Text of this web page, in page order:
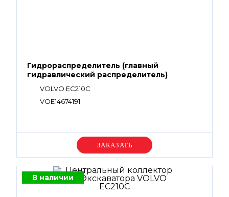
Гидрораспределитель (главный
гидравлический распределитель)
VOLVO EC210C
VOE14674191
Уточняйте цену
В наличии